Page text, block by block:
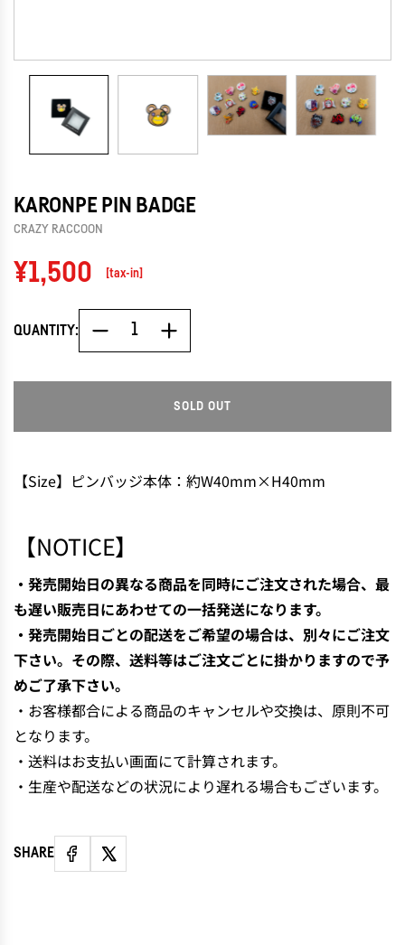
KARONPE PIN BADGE
CRAZY RACCOON
Regular
price
¥1,500 [tax-in]
QUANTITY:
SOLD OUT
O
D
.
【Size】ピンバッジ本体：約W40mm×H40mm
【NOTICE】
・発売開始日の異なる商品を同時にご注文された場合、最
も遅い販売日にあわせての一括発送になります。
・発売開始日ごとの配送をご希望の場合は、別々にご注文
下さい。その際、送料等はご注文ごとに掛かりますので予
めご了承下さい。
・お客様都合による商品のキャンセルや交換は、原則不可
となります。
・送料はお支払い画面にて計算されます。
・生産や配送などの状況により遅れる場合もございます。
SHARE